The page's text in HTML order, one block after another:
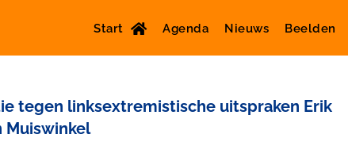
Start Agenda Nieuws Beelden
tegen linksextremistische uitspraken Erik
Muiswinkel